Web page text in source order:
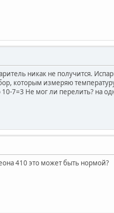
никак не получится.
которым измеряю
7=3 Не мог ли перелить? на
410 это может быть нормой?